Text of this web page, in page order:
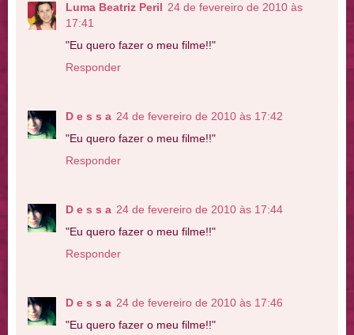
Luma Beatriz Peril 24 de fevereiro de 2010 às
17:41
"Eu quero fazer o meu filme!!"
Responder
D e s s a 24 de fevereiro de 2010 às 17:42
"Eu quero fazer o meu filme!!"
Responder
D e s s a 24 de fevereiro de 2010 às 17:44
"Eu quero fazer o meu filme!!"
Responder
D e s s a 24 de fevereiro de 2010 às 17:46
"Eu quero fazer o meu filme!!"